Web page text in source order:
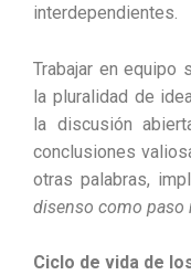
interdependientes.
Trabajar en equipo
la pluralidad de
la discusión
conclusiones
otras palabras,
disenso como paso
Ciclo de vida de